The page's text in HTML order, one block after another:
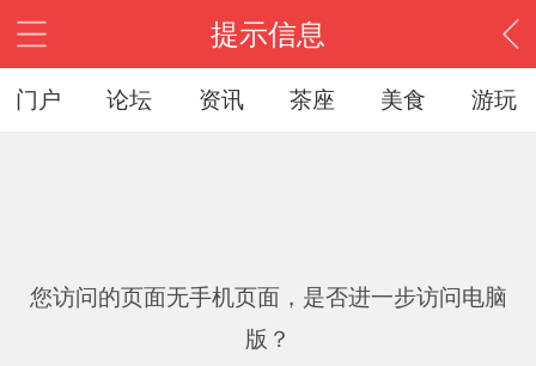
提示信息
门户 论坛 资讯 茶座 美食 游玩
您访问的页面无手机页面，是否进一步访问电脑
版？